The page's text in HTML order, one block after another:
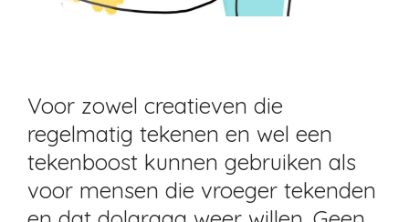
Voor zowel creatieven die
regelmatig tekenen en wel een
tekenboost kunnen gebruiken als
voor mensen die vroeger tekenden